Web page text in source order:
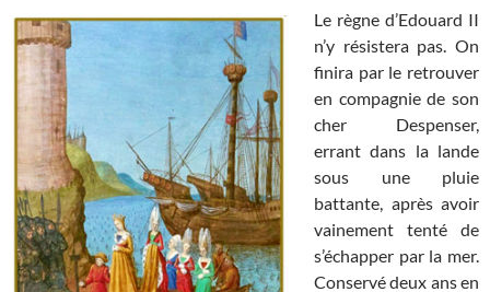
Le règne d’Edouard II
n’y résistera pas. On
finira par le retrouver
en compagnie de son
cher Despenser,
errant dans la lande
sous une pluie
battante, après avoir
vainement tenté de
s’échapper par la mer.
Conservé deux ans en